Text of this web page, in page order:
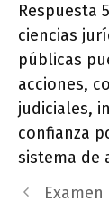
Respuesta
ciencias
públicas
acciones,
judiciales,
confianza
sistema de